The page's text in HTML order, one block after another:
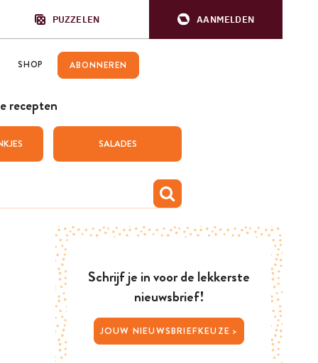
PUZZELEN AANMELDEN
SHOP ABONNEREN
recepten
SALADES
Schrijf je in voor de lekkerste
nieuwsbrief!
JOUW NIEUWSBRIEFKEUZE >